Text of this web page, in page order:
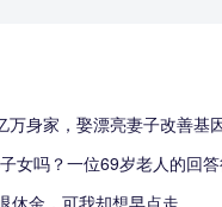
万身家，娶漂亮妻子改善基
女吗？一位69岁老人的回
休金，可我却想早点走